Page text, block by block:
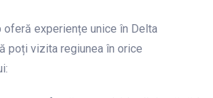
oferă experiențe unice în Delta
poți vizita regiunea în orice